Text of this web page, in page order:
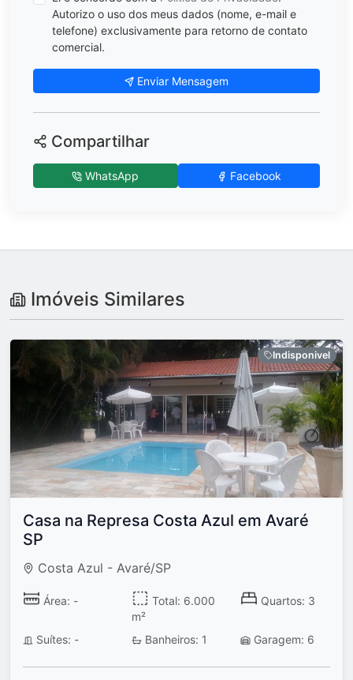
Autorizo o uso dos meus dados (nome, e-mail e
telefone) exclusivamente para retorno de contato
comercial.
Enviar Mensagem
Compartilhar
WhatsApp Facebook
Imóveis Similares
Indisponivel
Casa na Represa Costa Azul em Avaré
SP
Costa Azul - Avaré/SP
Área: -
Total: 6.000
m²
Quartos: 3
Suítes: - Banheiros: 1 Garagem: 6